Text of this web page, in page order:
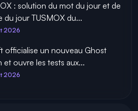
: solution du mot du jour et de
du jour TUSMOX du...
2026
officialise un nouveau Ghost
et ouvre les tests aux...
2026